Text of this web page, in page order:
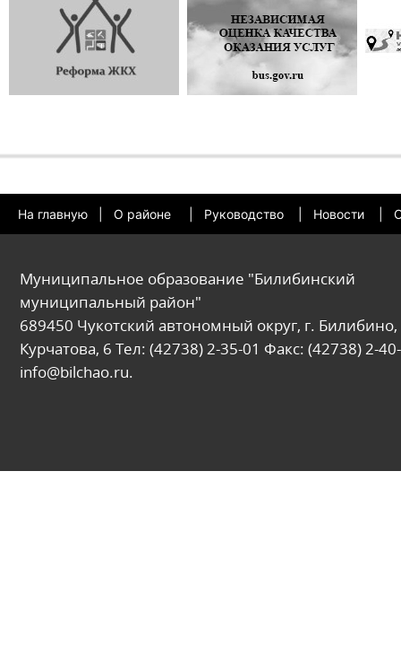
На главную О районе Руководство Новости
Муниципальное образование "Билибинский
муниципальный район"
689450 Чукотский автономный округ, г. Билибино,
Курчатова, 6 Тел: (42738) 2-35-01 Факс: (42738) 2-
info@bilchao.ru.